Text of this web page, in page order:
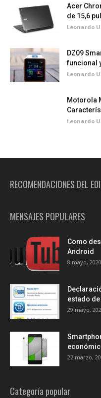
Acer
de 15,6
Leonardo
DZ09
funcional
Leonardo
Motorola
Leonardo
RECOMENDACIONES DEL
MENSAJES POPULARES
Como
Android
8 mayo, 2020
estado
29 mayo,
27 marzo,
Categoría popular